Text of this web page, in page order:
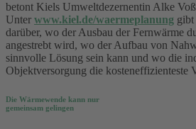
betont Kiels Umweltdezernentin Alke
Unter www.kiel.de/waermeplanung
darüber, wo der Ausbau der Fernwärme
angestrebt wird, wo der Aufbau von
sinnvolle Lösung sein kann und wo die
Objektversorgung die kosteneffizienteste
Die Wärmewende kann nur
gemeinsam gelingen